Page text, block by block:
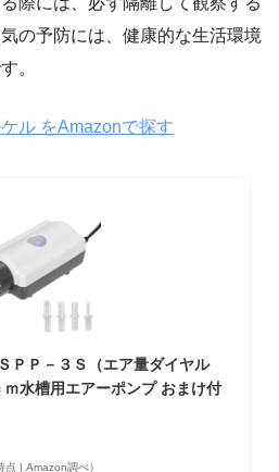
の予防には、健康的な生活環境
。
ル をAmazonで探す
ＰＰ－３Ｓ（エア量ダイヤル
水槽用エアーポンプ おまけ付
| Amazon調べ）